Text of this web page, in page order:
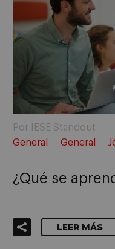
Por IESE Standout
General
General
¿Qué se
LEER MÁS